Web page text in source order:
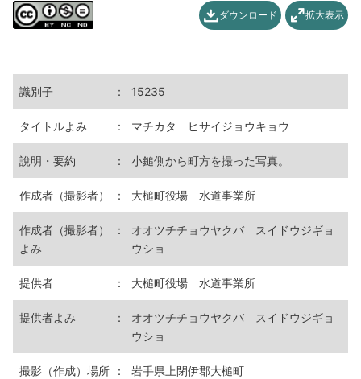
拡大表示
ダウンロード
識別子 ： 15235
タイトルよみ ： マチカタ ヒサイジョウキョウ
說明・要約 ： 小鎚側から町方を撮った写真。
作成者（撮影者） ： 大槌町役場 水道事業所
作成者（撮影者）
よみ
：
オオツチチョウヤクバ スイドウジギョ
ウショ
提供者 ： 大槌町役場 水道事業所
提供者よみ ：
オオツチチョウヤクバ スイドウジギョ
ウショ
撮影（作成）場所 ： 岩手県上閉伊郡大槌町